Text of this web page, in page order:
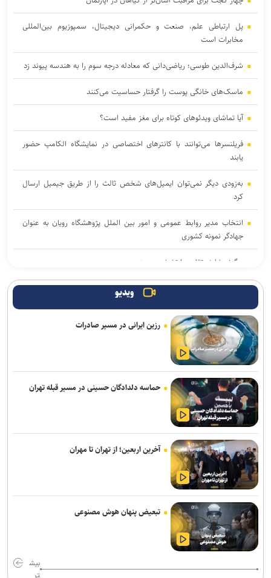
پل ارتباطی علم، صنعت و حکمرانی دیجیتال، سمپوزیوم بین‌المللی
مخابرات است
شرف‌الدین طوسی؛ ریاضی‌دانی که معادله درجه سوم را به هندسه پیوند زد
ماسک‌های خانگی پوست را گرفتار حساسیت می‌کنند
آیا تماشای ویدئوهای کوتاه برای مغز مفید است؟
فریلنسرها می‌توانند با کانترهای اختصاصی در نمایشگاه الکامپ حضور
یابند
به‌زودی دیگر نمی‌توان ایمیل‌های شخص ثالث را از طریق جیمیل ارسال
کرد
انتخاب مدیر روابط عمومی و امور بین الملل پژوهشگاه رویان به عنوان
جهادگر نمونه کشوری
چگونه شارژر تقلبی را تشخیص دهیم
برگزیدگان مرحله دوم هفدهمین المپیاد دانش‌آموزی نانو اعلام شد
آزمون و محاکمه فلزات در آزمایشگاه با یک دستگاه دانش‌بنیان ایرانی
خبرنگاران، میان ذات و کارکرد فناوری در جامعه پیوند برقرار می‌کنند
پوکو
آیگپ و سازمان نوسازی مدارس کشور تفاهم‌نامه امضا کردند
نقطه مقابل «دِژا-وو» حتی از آن هم عجیب‌تر است
چت‌باتی که هوش مصنوعی نیست و پشت‌صحنه‌اش یک انسان است
Gem یک وب‌سایت را برای هر کاربر، اختصاصی دیزاین می‌کند
طراحی تاشو و درایورهای ۴۰ میلی‌متری به هدفون جدید و میان‌رده سونی
بازمی‌گردند
با پیشرفت فناوری، درمان‌ها دیگر برای همه یکسان نیستند
ویدیو
رزین ایرانی در مسیر صادرات
حماسه دلدادگان حسینی در مسیر قبله تهران
آخرین اربعین؛ از تهران تا مهران
تبعیض پنهان هوش مصنوعی
بیش
تر